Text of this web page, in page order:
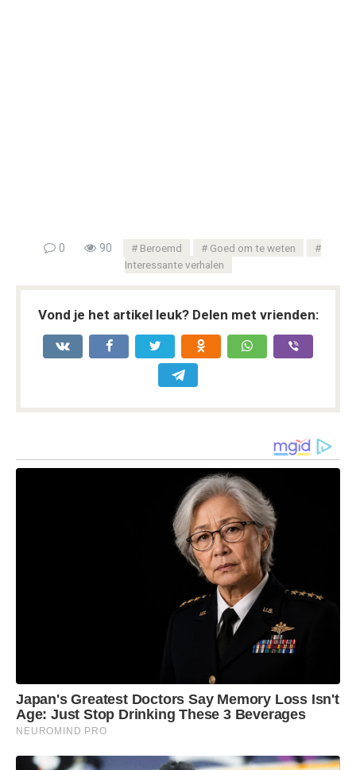
0 90 Beroemd
Goed om te weten
Interessante verhalen
Vond je het artikel leuk? Delen met vrienden: